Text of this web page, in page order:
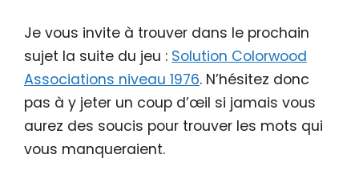
Je vous invite à trouver dans le prochain
sujet la suite du jeu : Solution Colorwood
Associations niveau 1976. N’hésitez donc
pas à y jeter un coup d’œil si jamais vous
aurez des soucis pour trouver les mots qui
vous manqueraient.